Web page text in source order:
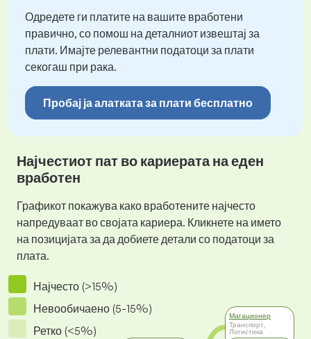
Одредете ги платите на вашите вработени
правично, со помош на деталниот извештај за
плати. Имајте релевантни податоци за плати
секогаш при рака.
Пробај ја алатката за плати бесплатно
Најчестиот пат во кариерата на еден
вработен
Графикот покажува како вработените најчесто
напредуваат во својата кариера. Кликнете на името
на позицијата за да добиете детали со податоци за
плата.
Најчесто (>15%)
Невообичаено (5-15%)
Ретко (<5%)
Магационер
Транспорт,
Логистика